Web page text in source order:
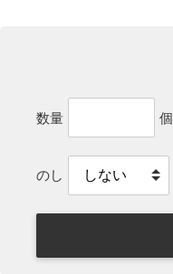
数量 個
のし